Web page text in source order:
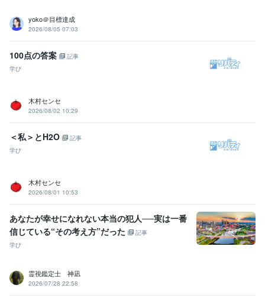
yoko＠目標達成
2026/08/05 07:03
100点の答案
記事
学び
木村センセ
2026/08/02 10:29
＜私＞とH2O
記事
学び
木村センセ
2026/08/01 10:53
あなたが幸せになれない本当の犯人──実は一番
信じている“その考え方”だった
記事
学び
霊視鑑定士 神凪
2026/07/28 22:58